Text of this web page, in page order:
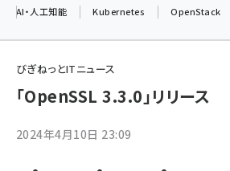
ツ
加藤銘のチーム貢献～仲間と築
AI・人工知能 Kubernetes OpenStack
びぎねっとITニュース
「OpenSSL 3.3.0」リリース
2024年4月10日 23:09